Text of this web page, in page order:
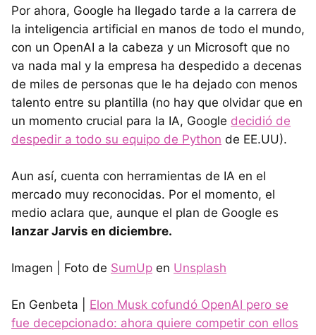
Por ahora, Google ha llegado tarde a la carrera de
la inteligencia artificial en manos de todo el mundo,
con un OpenAI a la cabeza y un Microsoft que no
va nada mal y la empresa ha despedido a decenas
de miles de personas que le ha dejado con menos
talento entre su plantilla (no hay que olvidar que en
un momento crucial para la IA, Google decidió de
despedir a todo su equipo de Python de EE.UU).
Aun así, cuenta con herramientas de IA en el
mercado muy reconocidas. Por el momento, el
medio aclara que, aunque el plan de Google es
lanzar Jarvis en diciembre.
Imagen | Foto de SumUp en Unsplash
En Genbeta | Elon Musk cofundó OpenAI pero se
fue decepcionado: ahora quiere competir con ellos